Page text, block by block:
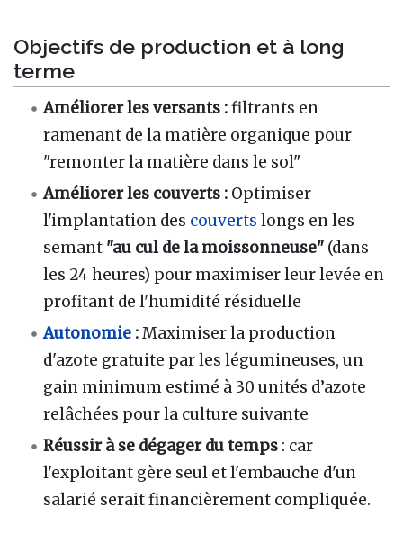
Objectifs de production et à long
terme
Améliorer les versants :filtrants en
ramenant de la matière organique pour
"remonter la matière dans le sol"
Améliorer les couverts : Optimiser
l'implantation des couverts longs en les
semant "au cul de la moissonneuse" (dans
les 24 heures) pour maximiser leur levée en
profitant de l'humidité résiduelle
Autonomie :Maximiser la production
d'azote gratuite par les légumineuses, un
gain minimum estimé à 30 unités d’azote
relâchées pour la culture suivante
Réussir à se dégager du temps : car
l'exploitant gère seul et l'embauche d'un
salarié serait financièrement compliquée.